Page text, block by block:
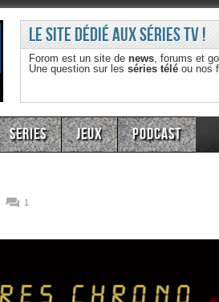
Le site dédié aux séries TV !
Forom est un site de news, forums et
Une question sur les séries téléou nos
Series Jeux Podcast
1